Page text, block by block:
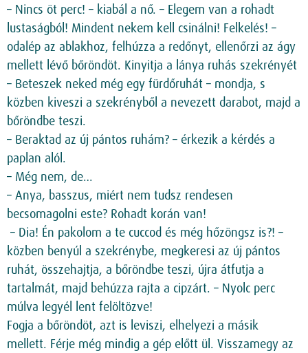
– Nincs öt perc! – kiabál a nő. – Elegem van a rohadt
lustaságból! Mindent nekem kell csinálni! Felkelés! –
odalép az ablakhoz, felhúzza a redőnyt, ellenőrzi az ágy
mellett lévő bőröndöt. Kinyitja a lánya ruhás szekrényét
– Beteszek neked még egy fürdőruhát – mondja, s
közben kiveszi a szekrényből a nevezett darabot, majd a
bőröndbe teszi.
– Beraktad az új pántos ruhám? – érkezik a kérdés a
paplan alól.
– Még nem, de…
– Anya, basszus, miért nem tudsz rendesen
becsomagolni este? Rohadt korán van!
– Dia! Én pakolom a te cuccod és még hőzöngsz is?! –
közben benyúl a szekrénybe, megkeresi az új pántos
ruhát, összehajtja, a bőröndbe teszi, újra átfutja a
tartalmát, majd behúzza rajta a cipzárt. – Nyolc perc
múlva legyél lent felöltözve!
Fogja a bőröndöt, azt is leviszi, elhelyezi a másik
mellett. Férje még mindig a gép előtt ül. Visszamegy az